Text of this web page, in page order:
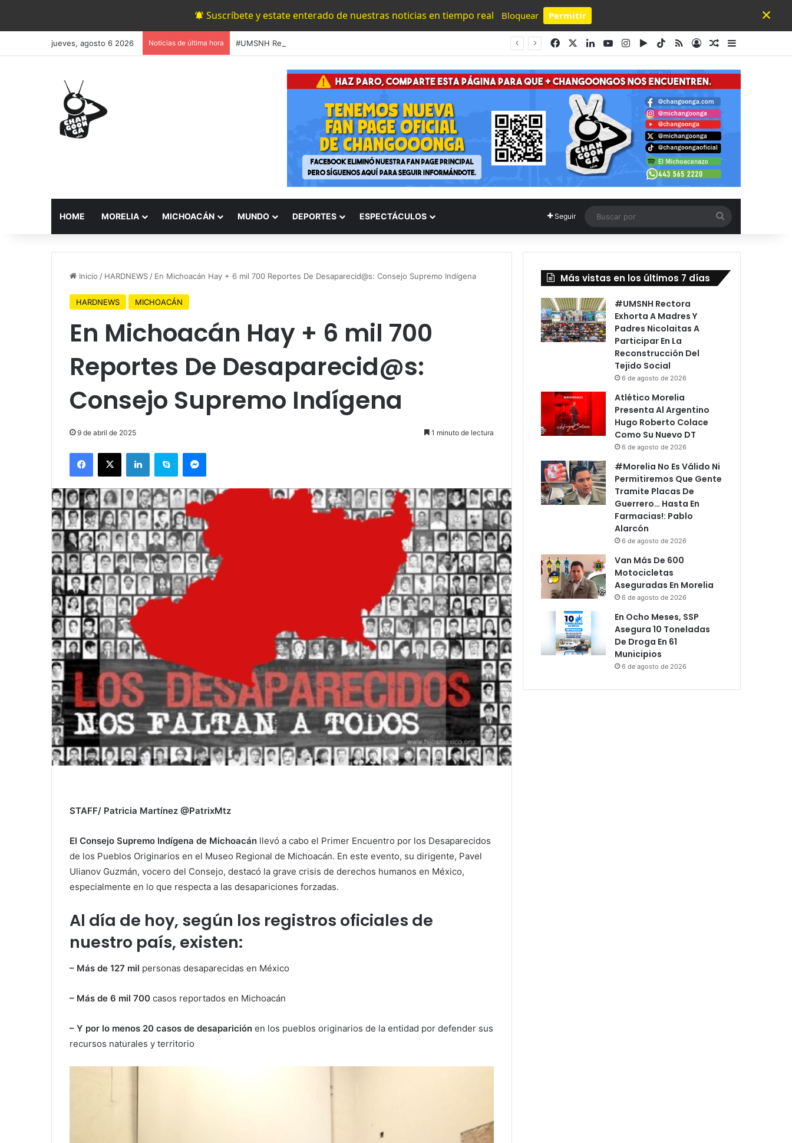
Suscríbete y estate enterado de nuestras noticias en tiempo real Bloquear Permitir
Powered by SendPulse
×
jueves, agosto 6 2026 Noticias de última hora FacebookLinkedInYouTubeInstagram
Google Play
TikTok
RSSAccesoPublicación al
Barra lateral
HOME MORELIA MICHOACÁN MUNDO DEPORTES ESPECTÁCULOS Seguir
por
Inicio / HARDNEWS / En Michoacán Hay + 6 mil 700 Reportes De Desaparecid@s: Consejo Supremo Indígena
HARDNEWS MICHOACÁN
En Michoacán Hay + 6 mil 700
Reportes De Desaparecid@s:
Consejo Supremo Indígena
9 de abril de 2025 1 minuto de lectura
Facebook
X LinkedInSkype Messenger
STAFF/ Patricia Martínez @PatrixMtz
El Consejo Supremo Indígena de Michoacán llevó a cabo el Primer Encuentro por los Desaparecidos
de los Pueblos Originarios en el Museo Regional de Michoacán. En este evento, su dirigente, Pavel
Ulianov Guzmán, vocero del Consejo, destacó la grave crisis de derechos humanos en México,
especialmente en lo que respecta a las desapariciones forzadas.
Al día de hoy, según los registros oficiales de
nuestro país, existen:
– Más de 127 mil personas desaparecidas en México
– Más de 6 mil 700 casos reportados en Michoacán
– Y por lo menos 20 casos de desaparición en los pueblos originarios de la entidad por defender sus
recursos naturales y territorio
Más vistas en los últimos 7 días
#UMSNH Rectora
Exhorta A Madres Y
Padres Nicolaitas A
Participar En La
Reconstrucción Del
Tejido Social
6 de agosto de 2026
Atlético Morelia
Presenta Al Argentino
Hugo Roberto Colace
Como Su Nuevo DT
6 de agosto de 2026
#Morelia No Es Válido Ni
Permitiremos Que Gente
Tramite Placas De
Guerrero… Hasta En
Farmacias!: Pablo
Alarcón
6 de agosto de 2026
Van Más De 600
Motocicletas
Aseguradas En Morelia
6 de agosto de 2026
En Ocho Meses, SSP
Asegura 10 Toneladas
De Droga En 61
Municipios
6 de agosto de 2026